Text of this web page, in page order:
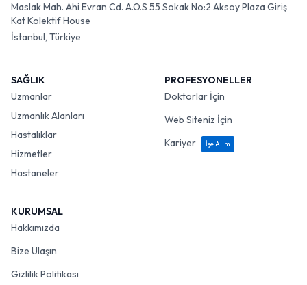
Maslak Mah. Ahi Evran Cd. A.O.S 55 Sokak No:2 Aksoy Plaza Giriş
Kat Kolektif House
İstanbul, Türkiye
SAĞLIK
Uzmanlar
Uzmanlık Alanları
Hastalıklar
Hizmetler
Hastaneler
PROFESYONELLER
Doktorlar İçin
Web Siteniz İçin
Kariyer
İşe Alım
KURUMSAL
Hakkımızda
Bize Ulaşın
Gizlilik Politikası